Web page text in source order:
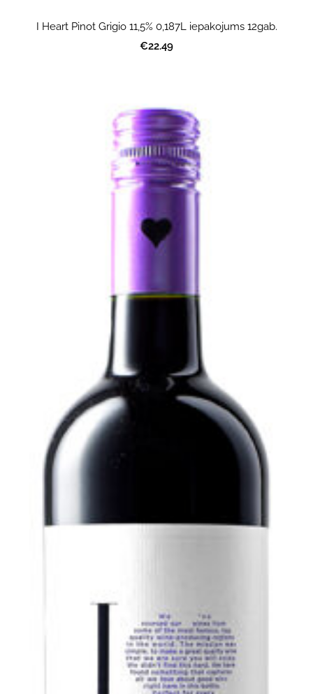
I Heart Pinot Grigio 11,5% 0,187L iepakojums 12gab.
€22.49